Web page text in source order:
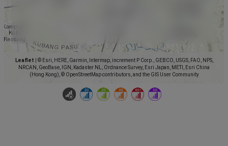
Leaflet
© Esri, HERE, Garmin, Intermap, increment P Corp., GEBCO, USGS, FAO, NPS,
NRCAN, GeoBase, IGN, Kadaster NL, Ordnance Survey, Esri Japan, METI, Esri China
(Hong Kong), © OpenStreetMap contributors, and the GIS User Community